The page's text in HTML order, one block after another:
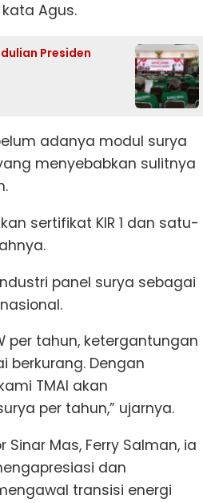
Agus.
Presiden
adanya modul surya
menyebabkan sulitnya
sertifikat KIR 1 dan satu-
panel surya sebagai
per tahun, ketergantungan
berkurang. Dengan
TMAI akan
per tahun,” ujarnya.
Mas, Ferry Salman, ia
dan
transisi energi